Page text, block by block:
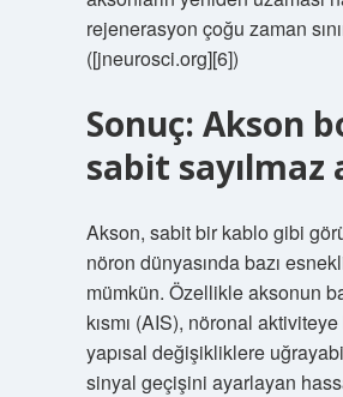
rejenerasyon çoğu zaman
([jneurosci.org][6])
Sonuç: Akson
sabit sayılmaz
Akson, sabit bir kablo gibi
nöron dünyasında bazı
mümkün. Özellikle aksonun
kısmı (AIS), nöronal
yapısal değişikliklere
sinyal geçişini ayarlayan